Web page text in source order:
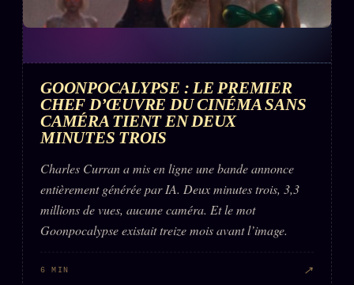
GOONPOCALYPSE : LE PREMIER
CHEF D’ŒUVRE DU CINÉMA SANS
CAMÉRA TIENT EN DEUX
MINUTES TROIS
Charles Curran a mis en ligne une bande annonce
entièrement générée par IA. Deux minutes trois, 3,3
millions de vues, aucune caméra. Et le mot
Goonpocalypse existait treize mois avant l’image.
6 MIN ↗